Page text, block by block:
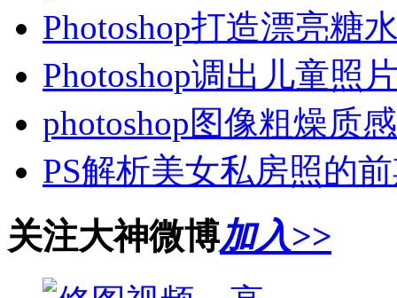
Photoshop打造漂亮糖
Photoshop调出儿童照
photoshop图像粗燥质
PS解析美女私房照的
关注大神微博加入>>